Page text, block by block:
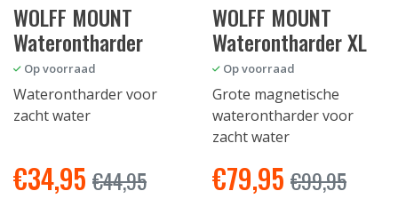
WOLFF MOUNT
Waterontharder
Op voorraad
Waterontharder voor
zacht water
€34,95 €44,95
WOLFF MOUNT
Waterontharder XL
Op voorraad
Grote magnetische
waterontharder voor
zacht water
€79,95 €99,95